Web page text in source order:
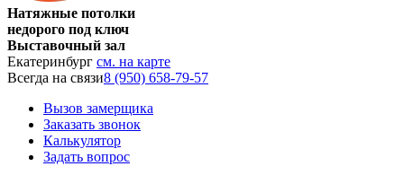
Натяжные потолки
недорого под ключ
Выставочный зал
Екатеринбург см. на карте
Всегда на связи8 (950) 658-79-57
Вызов замерщика
Заказать звонок
Калькулятор
Задать вопрос